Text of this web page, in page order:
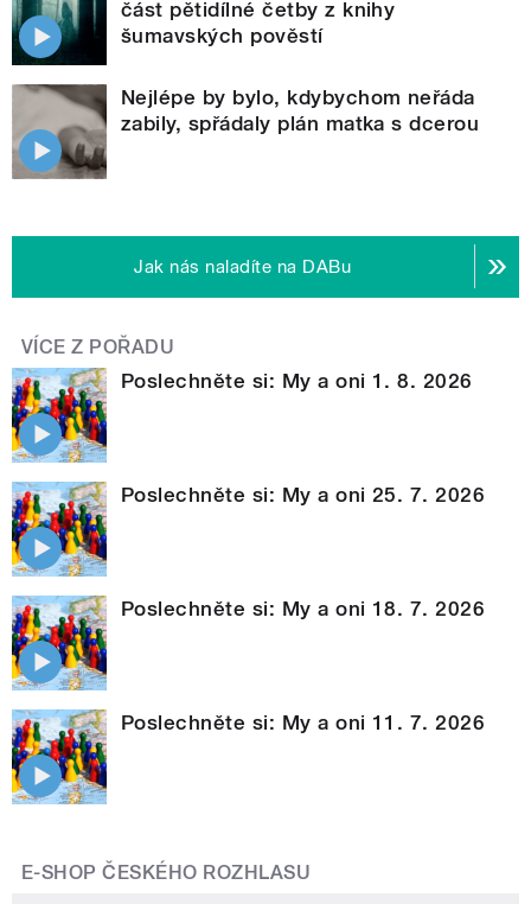
část pětidílné četby z knihy
šumavských pověstí
Nejlépe by bylo, kdybychom neřáda
zabily, spřádaly plán matka s dcerou
Jak nás naladíte na DABu
VÍCE Z POŘADU
Poslechněte si: My a oni 1. 8. 2026
Poslechněte si: My a oni 25. 7. 2026
Poslechněte si: My a oni 18. 7. 2026
Poslechněte si: My a oni 11. 7. 2026
E-SHOP ČESKÉHO ROZHLASU